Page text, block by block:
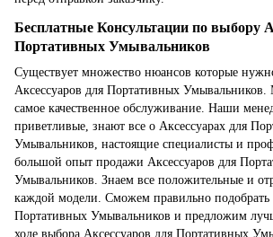
Бесплатные Консультации по выбору
Портативных Умывальников
Существует множество нюансов которые
Аксессуаров для Портативных
самое качественное обслуживание. Наши
приветливые, знают все о Аксессуарах для
Умывальников, настоящие специалисты и
большой опыт продажи Аксессуаров для
Умывальников. Знаем все положительные и
каждой модели. Сможем правильно подобрать
Портативных Умывальников и предложим
ходе выбора Аксессуаров для Портативных